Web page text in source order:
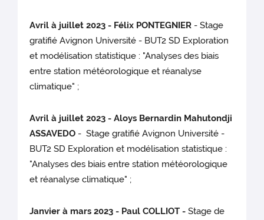
Avril à juillet 2023 - Félix PONTEGNIER - Stage
gratifié Avignon Université - BUT2 SD Exploration
et modélisation statistique : "Analyses des biais
entre station météorologique et réanalyse
climatique" ;
Avril à juillet 2023 - Aloys Bernardin Mahutondji
ASSAVEDO - Stage gratifié Avignon Université -
BUT2 SD Exploration et modélisation statistique :
"Analyses des biais entre station météorologique
et réanalyse climatique" ;
Janvier à mars 2023 - Paul COLLIOT -Stage de